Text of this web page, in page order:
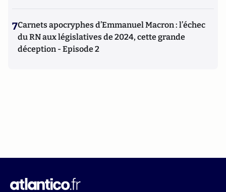
7Carnets apocryphes d’Emmanuel Macron : l’échec
du RN aux législatives de 2024, cette grande
déception - Episode 2